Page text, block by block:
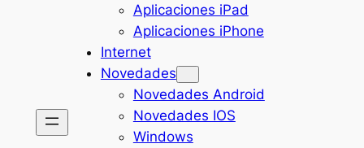
Aplicaciones iPad
Aplicaciones iPhone
Internet
Novedades
Novedades Android
Novedades IOS
Windows